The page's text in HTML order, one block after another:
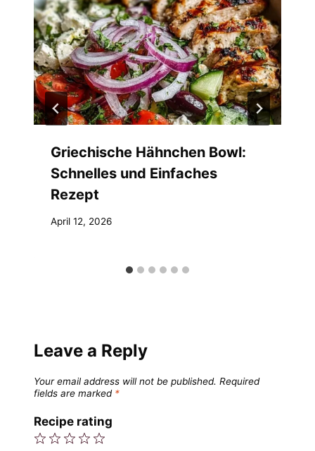
Griechische Hähnchen Bowl:
Schnelles und Einfaches
Rezept
April 12, 2026
Leave a Reply
Your email address will not be published. Required
fields are marked *
Recipe rating